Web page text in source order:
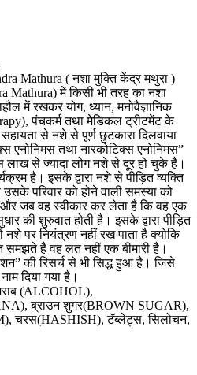
Mathura ( नशा मुक्ति केंद्र मथुरा )
Mathura) में किसी भी तरह का नशा
में रखकर योग, ध्यान, मनोवैज्ञानिक
पंचकर्म तथा मेडिकल ट्रीटमेंट के
से नशे से पूर्ण छुटकारा दिलवाया
एनोनिमस तथा नारकोटिक्स एनोनिमस”
लाख से ज्यादा लोग नशे से दूर हो चुके है।
है। इसके द्वारा नशे से पीड़ित व्यक्ति
परिवार को होने वाली समस्या को
और जब वह स्वीकार कर लेता है कि वह एक
की शुरुवात होती है। इसके द्वारा पीड़ित
नशे पर नियंत्रण नहीं रख पाता है क्योकि
है वह लत नहीं एक बीमारी है।
की रिसर्च से भी सिद्ध हुआ है। जिसे
दिया गया है।
(ALCOHOL),
ब्राउन शुगर(BROWN SUGAR),
चरस(HASHISH), टॅब्लेट्स, सिलोचन,